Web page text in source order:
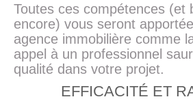
Toutes ces compétences (et
encore) vous seront
agence immobilière comme
appel à un professionnel
qualité dans votre projet.
EFFICACITÉ ET